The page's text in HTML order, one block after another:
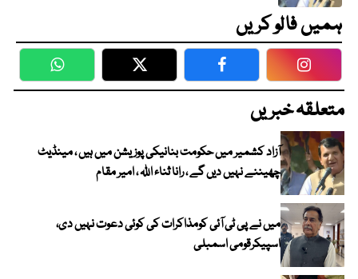
ہمیں فالو کریں
WhatsApp Twitter Facebook
متعلقہ خبریں
آزاد کشمیر میں حکومت بنانیکی پوزیشن میں ہیں ، مینڈیٹ
چھیننے نہیں دیں گے ، رانا ثناء اللہ ، امیر مقام
میں نے پی ٹی آئی کومذاکرات کی کوئی دعوت نہیں دی،
اسپیکرقومی اسمبلی